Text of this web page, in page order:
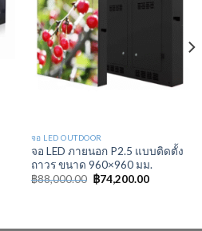
จอ LED OUTDOOR
จอ LED ภายนอก P2.5 แบบติดตั้ง
ถาวร ขนาด 960×960 มม.
฿88,000.00 ฿74,200.00